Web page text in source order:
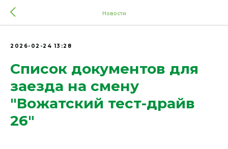
Новости
2026-02-24 13:28
Список документов для
заезда на смену
"Вожатский тест-драйв
26"